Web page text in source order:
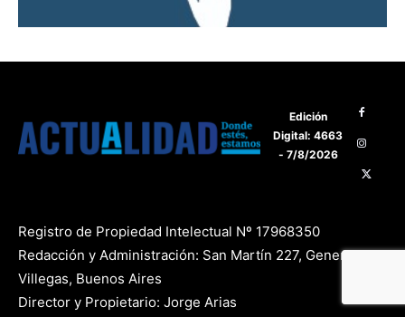
Edición
Digital: 4663
- 7/8/2026
Registro de Propiedad Intelectual Nº 17968350
Redacción y Administración: San Martín 227, General
Villegas, Buenos Aires
Director y Propietario: Jorge Arias